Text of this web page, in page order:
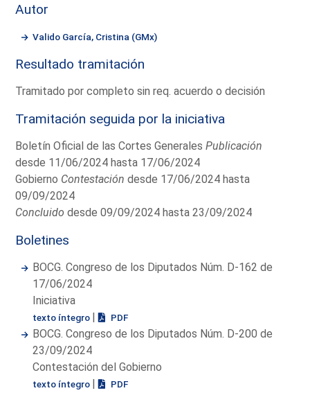
Autor
Valido García, Cristina (GMx)
Resultado tramitación
Tramitado por completo sin req. acuerdo o decisión
Tramitación seguida por la iniciativa
Boletín Oficial de las Cortes GeneralesPublicación
desde 11/06/2024 hasta 17/06/2024
Gobierno Contestación desde 17/06/2024 hasta
09/09/2024
Concluido desde 09/09/2024 hasta 23/09/2024
Boletines
BOCG. Congreso de los Diputados Núm. D-162 de
17/06/2024
Iniciativa
texto íntegro | PDF
BOCG. Congreso de los Diputados Núm. D-200 de
23/09/2024
Contestación del Gobierno
texto íntegro | PDF